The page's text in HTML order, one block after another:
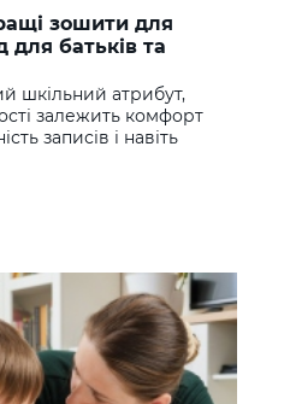
зошити для
для батьків та
шкільний атрибут,
залежить комфорт
записів і навіть